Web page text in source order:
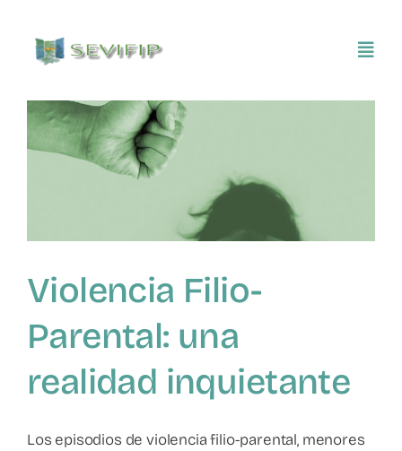
contenido
Inicio
Asociarse
SEVIFIP CONECTA
Violencia Filio-
Parental: una
realidad inquietante
Los episodios de violencia filio-parental, menores